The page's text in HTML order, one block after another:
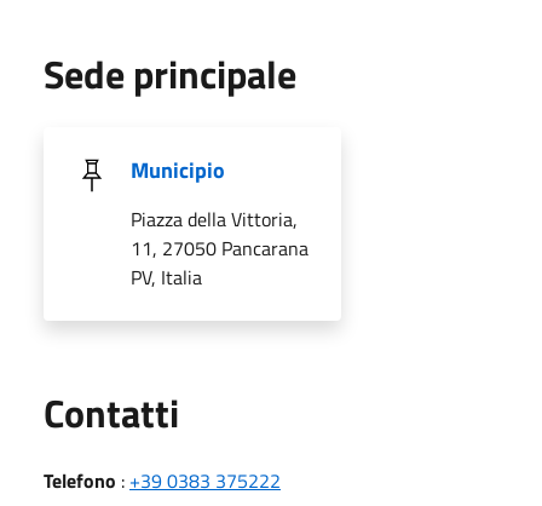
Sede principale
Municipio
Piazza della Vittoria,
11, 27050 Pancarana
PV, Italia
Contatti
Telefono : +39 0383 375222